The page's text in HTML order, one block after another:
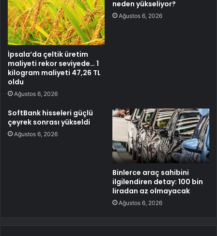
İpsala’da çeltik üretim
maliyeti rekor seviyede… 1
kilogram maliyeti 47,26 TL
oldu
Ağustos 6, 2026
neden yükseliyor?
Ağustos 6, 2026
SoftBank hisseleri güçlü
çeyrek sonrası yükseldi
Ağustos 6, 2026
Binlerce araç sahibini
ilgilendiren detay: 100 bin
liradan az olmayacak
Ağustos 6, 2026